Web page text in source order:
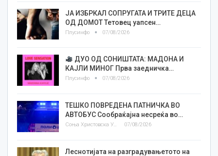
ЈА ИЗБРКАЛ СОПРУГАТА И ТРИТЕ ДЕЦА
ОД ДОМОТ Тетовец уапсен…
Плусинфо 07/08/2026
ДУО ОД СОНИШТАТА: МАДОНА И
КАЈЛИ МИНОГ Прва заедничка…
Плусинфо 07/08/2026
ТЕШКО ПОВРЕДЕНА ПАТНИЧКА ВО
АВТОБУС Сообраќајна несреќа во…
Соња Христовска Угриновска 07/08/2026
Леснотијата на разградувањетото на